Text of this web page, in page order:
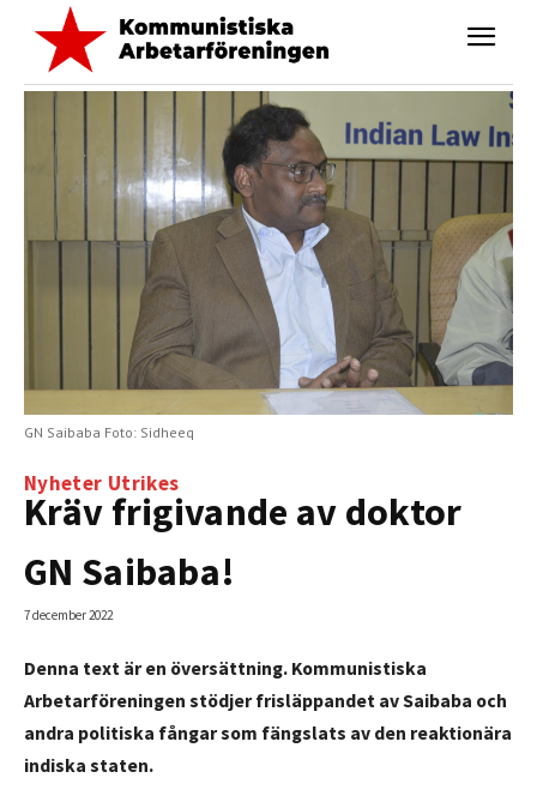
GN Saibaba Foto: Sidheeq
Nyheter Utrikes
Kräv frigivande av doktor
GN Saibaba!
7 december 2022
Denna text är en översättning. Kommunistiska
Arbetarföreningen stödjer frisläppandet av Saibaba och
andra politiska fångar som fängslats av den reaktionära
indiska staten.